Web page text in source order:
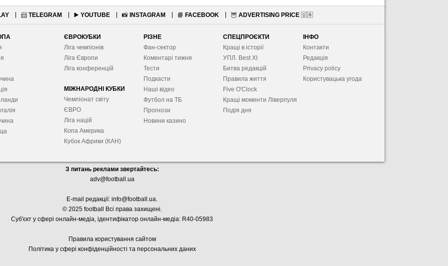
📨 TELEGRAM ▶️ YOUTUBE 📸 INSTAGRAM 📘 FACEBOOK 🦉 ADVERTISING PRICE 🇺🇦
ЄВРОКУБКИ
Ліга чемпіонів
Ліга Європи
Ліга конференцій
МІЖНАРОДНІ КУБКИ
Чемпіонат світу
ЄВРО
Ліга націй
Копа Америка
Кубок Африки (КАН)
РІЗНЕ
Фан-сектор
Коментарі тижня
Тести
Подкасти
Наші відео
Футбол на ТБ
Прогнози
Новини казино
СПЕЦПРОЄКТИ
Кращі в історії
УПЛ. Best XІ
Битва редакцій
Правила життя
Five O'Clock
Кращі моменти Ліверпуля
Подія дня
ІНФО
Контакти
Редакція
Privacy policy
Користувацька угода
З питань реклами звертайтесь:
adv@football.ua
E-mail редакції: info@football.ua.
© 2025 football Всі права захищені.
Суб'єкт у сфері онлайн-медіа, ідентифікатор онлайн-медіа: R40-05983
Правила користування сайтом
Політика у сфері конфіденційності та персональних даних